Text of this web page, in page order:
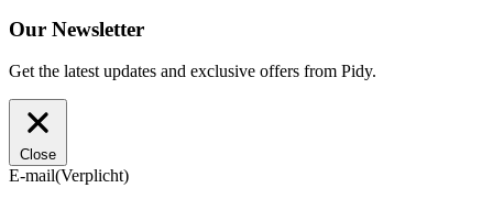
Our Newsletter
Get the latest updates and exclusive offers from Pidy.
Close
E-mail(Verplicht)